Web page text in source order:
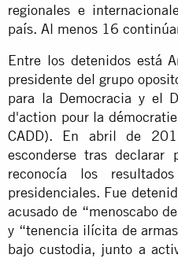
regionales e
país. Al menos 16
Entre los detenidos está
presidente del grupo
para la Democracia y el
d'action pour la
CADD). En abril de
esconderse tras declarar
reconocía los
presidenciales. Fue
acusado de “menoscabo
y “tenencia ilícita de
bajo custodia, junto a